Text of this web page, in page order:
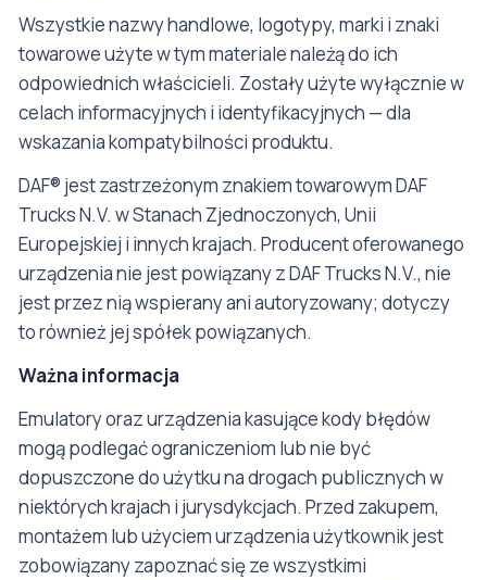
Wszystkie nazwy handlowe, logotypy, marki i znaki
towarowe użyte w tym materiale należą do ich
odpowiednich właścicieli. Zostały użyte wyłącznie w
celach informacyjnych i identyfikacyjnych — dla
wskazania kompatybilności produktu.
DAF® jest zastrzeżonym znakiem towarowym DAF
Trucks N.V. w Stanach Zjednoczonych, Unii
Europejskiej i innych krajach. Producent oferowanego
urządzenia nie jest powiązany z DAF Trucks N.V., nie
jest przez nią wspierany ani autoryzowany; dotyczy
to również jej spółek powiązanych.
Ważna informacja
Emulatory oraz urządzenia kasujące kody błędów
mogą podlegać ograniczeniom lub nie być
dopuszczone do użytku na drogach publicznych w
niektórych krajach i jurysdykcjach. Przed zakupem,
montażem lub użyciem urządzenia użytkownik jest
zobowiązany zapoznać się ze wszystkimi